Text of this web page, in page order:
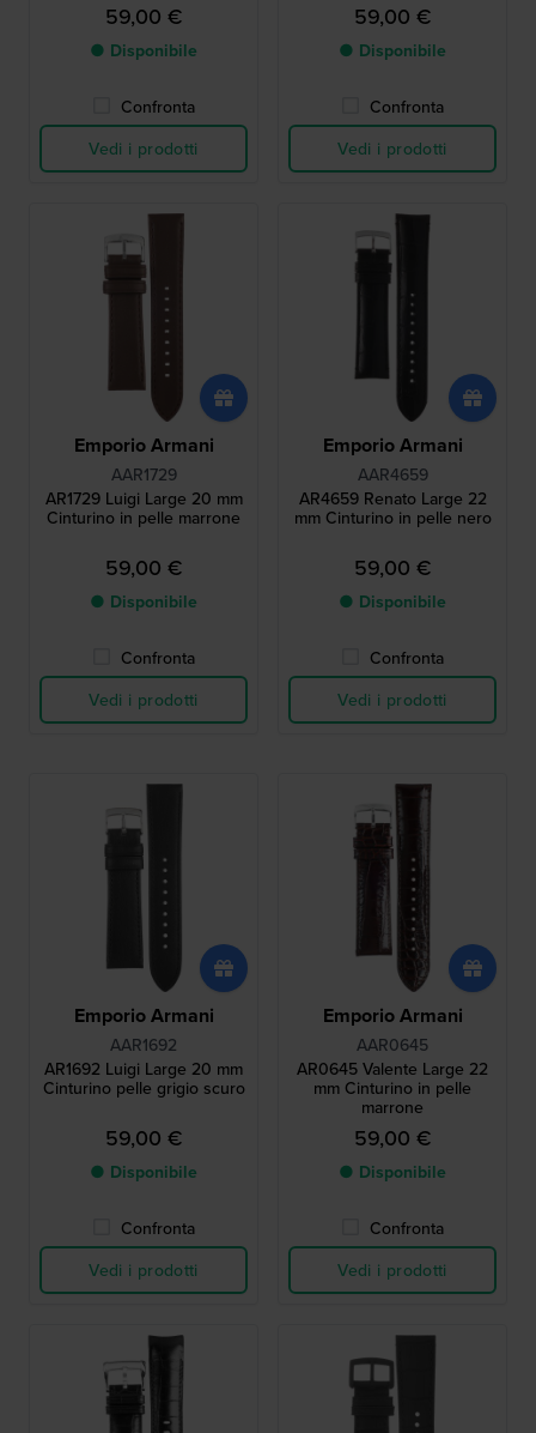
59,00 €
● Disponibile
Confronta
Vedi i prodotti
59,00 €
● Disponibile
Confronta
Vedi i prodotti
Emporio Armani
AAR1729
AR1729 Luigi Large 20 mm
Cinturino in pelle marrone
59,00 €
● Disponibile
Confronta
Vedi i prodotti
Emporio Armani
AAR4659
AR4659 Renato Large 22
mm Cinturino in pelle nero
59,00 €
● Disponibile
Confronta
Vedi i prodotti
Emporio Armani
AAR1692
AR1692 Luigi Large 20 mm
Cinturino pelle grigio scuro
59,00 €
● Disponibile
Confronta
Vedi i prodotti
Emporio Armani
AAR0645
AR0645 Valente Large 22
mm Cinturino in pelle
marrone
59,00 €
● Disponibile
Confronta
Vedi i prodotti